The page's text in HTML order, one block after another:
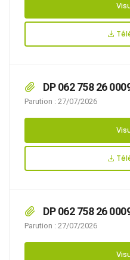
DP 062 758 26
MENUISERIE – 3
Remplacement de
Parution : 27/07/2026
DP 062 758 26
Guillaume – 157 Rue
de toiture et
Parution : 27/07/2026